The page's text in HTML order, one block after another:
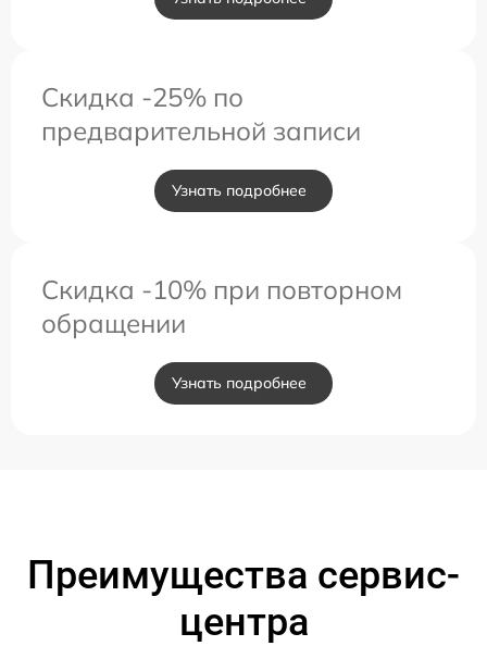
Скидка -25% по
предварительной записи
Узнать подробнее
Скидка -10% при повторном
обращении
Узнать подробнее
Преимущества сервис-
центра